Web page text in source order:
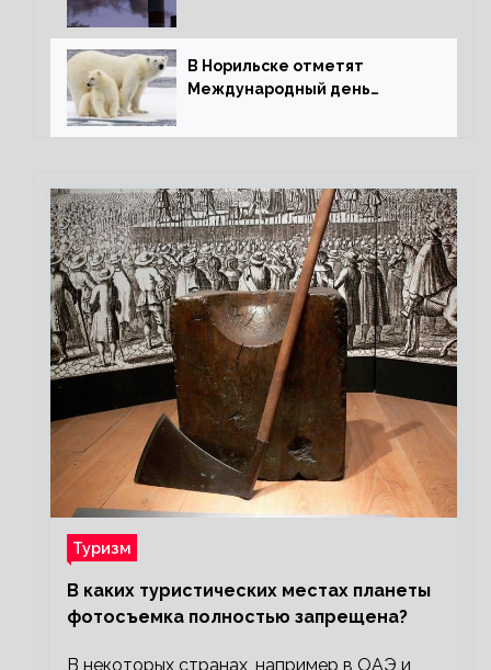
В Норильске отметят
Международный день
Туризм
В каких туристических местах планеты
фотосъемка полностью запрещена?
В некоторых странах, например в ОАЭ и